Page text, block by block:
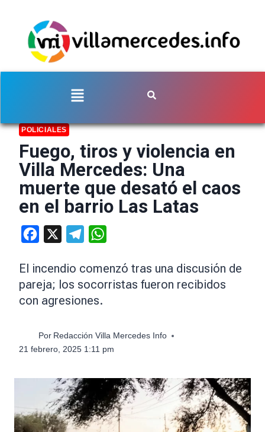
POLICIALES
Fuego, tiros y violencia en
Villa Mercedes: Una
muerte que desató el caos
en el barrio Las Latas
Facebook Telegram
El incendio comenzó tras una discusión de
pareja; los socorristas fueron recibidos
con agresiones.
Por Redacción Villa Mercedes Info
21 febrero, 2025 1:11 pm